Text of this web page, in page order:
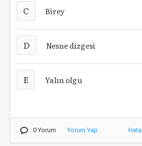
C Birey
D Nesne dizgesi
E Yalın olgu
0 Yorum Yorum Yap